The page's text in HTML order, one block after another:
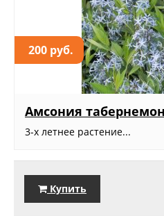
200 руб.
Амсония
3-х летнее растение...
Купить